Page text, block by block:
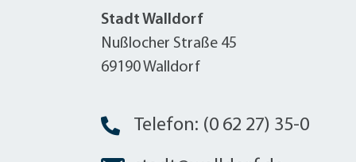
Stadt Walldorf
Nußlocher Straße 45
69190 Walldorf
Telefon: (0 62 27) 35-0